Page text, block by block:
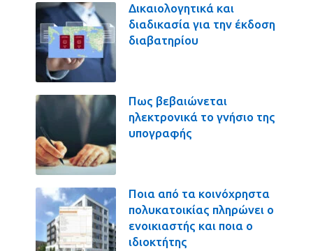
Δικαιολογητικά και
διαδικασία για την έκδοση
διαβατηρίου
Πως βεβαιώνεται
ηλεκτρονικά το γνήσιο της
υπογραφής
Ποια από τα κοινόχρηστα
πολυκατοικίας πληρώνει ο
ενοικιαστής και ποια ο
ιδιοκτήτης